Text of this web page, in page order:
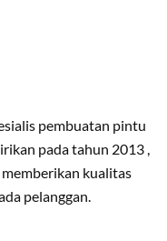
pembuatan pintu
pada tahun 2013 ,
kualitas
pelanggan.